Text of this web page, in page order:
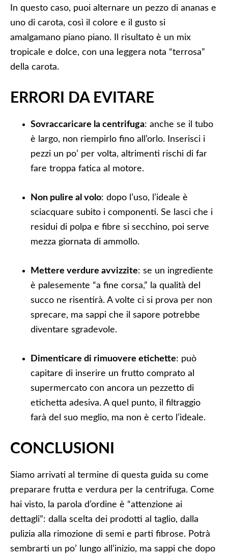
In questo caso, puoi alternare un pezzo di ananas e
uno di carota, così il colore e il gusto si
amalgamano piano piano. Il risultato è un mix
tropicale e dolce, con una leggera nota “terrosa”
della carota.
ERRORI DA EVITARE
Sovraccaricare la centrifuga: anche se il tubo
è largo, non riempirlo fino all’orlo. Inserisci i
pezzi un po’ per volta, altrimenti rischi di far
fare troppa fatica al motore.
Non pulire al volo: dopo l’uso, l’ideale è
sciacquare subito i componenti. Se lasci che i
residui di polpa e fibre si secchino, poi serve
mezza giornata di ammollo.
Mettere verdure avvizzite: se un ingrediente
è palesemente “a fine corsa,” la qualità del
succo ne risentirà. A volte ci si prova per non
sprecare, ma sappi che il sapore potrebbe
diventare sgradevole.
Dimenticare di rimuovere etichette: può
capitare di inserire un frutto comprato al
supermercato con ancora un pezzetto di
etichetta adesiva. A quel punto, il filtraggio
farà del suo meglio, ma non è certo l’ideale.
CONCLUSIONI
Siamo arrivati al termine di questa guida su come
preparare frutta e verdura per la centrifuga. Come
hai visto, la parola d’ordine è “attenzione ai
dettagli”: dalla scelta dei prodotti al taglio, dalla
pulizia alla rimozione di semi e parti fibrose. Potrà
sembrarti un po’ lungo all’inizio, ma sappi che dopo